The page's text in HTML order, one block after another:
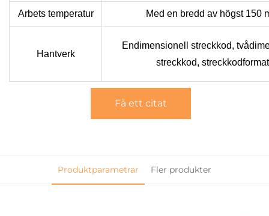
Arbets temperatur Med en bredd av högst 150
Hantverk
Endimensionell streckkod,
streckkod, streckkodformat
Få ett citat
Produktparametrar Fler produkter